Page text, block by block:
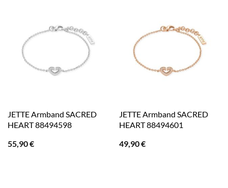
JETTE Armband SACRED
HEART 88494598
55,90€
JETTE Armband SACRED
HEART 88494601
49,90€